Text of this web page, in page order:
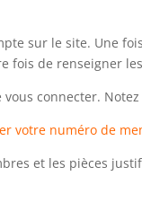
sur le site. Une
de renseigner
connecter.
votre numéro de
et les pièces